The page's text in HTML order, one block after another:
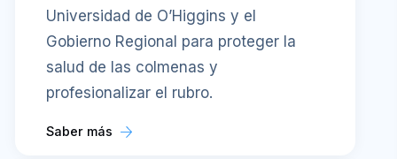
Universidad de O’Higgins y el
Gobierno Regional para proteger la
salud de las colmenas y
profesionalizar el rubro.
Saber más